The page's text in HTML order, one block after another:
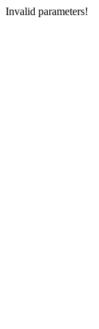
Invalid parameters!